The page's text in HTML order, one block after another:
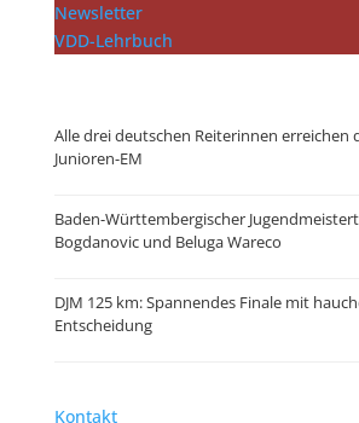
Newsletter
VDD-Lehrbuch
Alle drei deutschen Reiterinnen erreichen
Junioren-EM
Baden-Württembergischer
Bogdanovic und Beluga Wareco
DJM 125 km: Spannendes Finale mit
Entscheidung
Kontakt